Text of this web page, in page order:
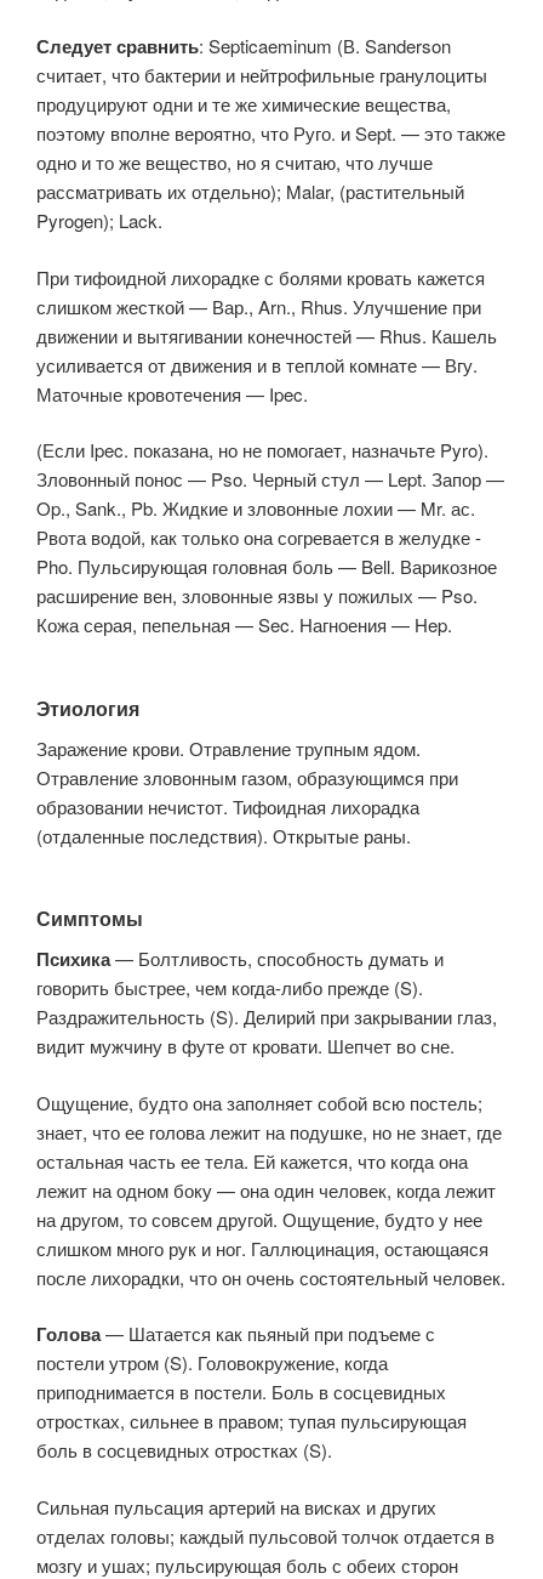
Следует сравнить: Septicaeminum (В. Sanderson
считает, что бактерии и нейтрофильные гранулоциты
продуцируют одни и те же химические вещества,
поэтому вполне вероятно, что Руго. и Sept. — это также
одно и то же вещество, но я считаю, что лучше
рассматривать их отдельно); Malar, (растительный
Pyrogen); Lack.
При тифоидной лихорадке с болями кровать кажется
слишком жесткой — Вар., Arn., Rhus. Улучшение при
движении и вытягивании конечностей — Rhus. Кашель
усиливается от движения и в теплой комнате — Вгу.
Маточные кровотечения — Ipec.
(Если Ipec. показана, но не помогает, назначьте Pyro).
Зловонный понос — Pso. Черный стул — Lept. Запор —
Op., Sank., Pb. Жидкие и зловонные лохии — Mr. ас.
Рвота водой, как только она согревается в желудке -
Pho. Пульсирующая головная боль — Bell. Варикозное
расширение вен, зловонные язвы у пожилых — Pso.
Кожа серая, пепельная — Sec. Нагноения — Hep.
Этиология
Заражение крови. Отравление трупным ядом.
Отравление зловонным газом, образующимся при
образовании нечистот. Тифоидная лихорадка
(отдаленные последствия). Открытые раны.
Симптомы
Психика— Болтливость, способность думать и
говорить быстрее, чем когда-либо прежде (S).
Раздражительность (S). Делирий при закрывании глаз,
видит мужчину в футе от кровати. Шепчет во сне.
Ощущение, будто она заполняет собой всю постель;
знает, что ее голова лежит на подушке, но не знает, где
остальная часть ее тела. Ей кажется, что когда она
лежит на одном боку — она один человек, когда лежит
на другом, то совсем другой. Ощущение, будто у нее
слишком много рук и ног. Галлюцинация, остающаяся
после лихорадки, что он очень состоятельный человек.
Голова— Шатается как пьяный при подъеме с
постели утром (S). Головокружение, когда
приподнимается в постели. Боль в сосцевидных
отростках, сильнее в правом; тупая пульсирующая
боль в сосцевидных отростках (S).
Сильная пульсация артерий на висках и других
отделах головы; каждый пульсовой толчок отдается в
мозгу и ушах; пульсирующая боль с обеих сторон